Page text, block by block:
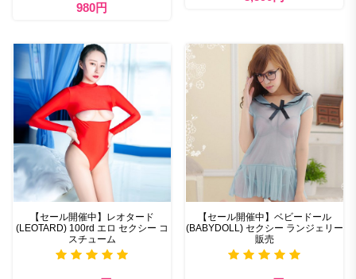
980円
【セール開催中】レオタード
(LEOTARD) 100rd エロ セクシー コ
スチューム
【セール開催中】ベビードール
(BABYDOLL) セクシー ランジェリー
販売